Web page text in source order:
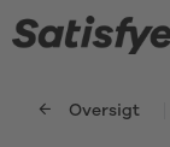
Oversigt